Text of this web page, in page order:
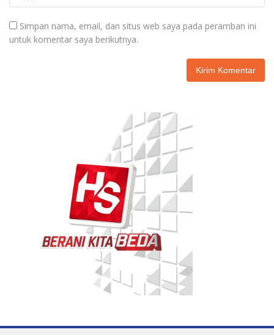
Simpan nama, email, dan situs web saya pada peramban ini
untuk komentar saya berikutnya.